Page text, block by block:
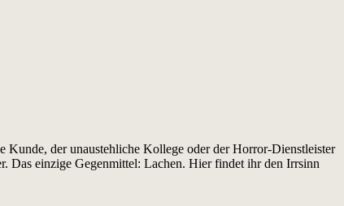
Kunde, der unaustehliche Kollege oder der Horror-Dienstleister
Das einzige Gegenmittel: Lachen. Hier findet ihr den Irrsinn